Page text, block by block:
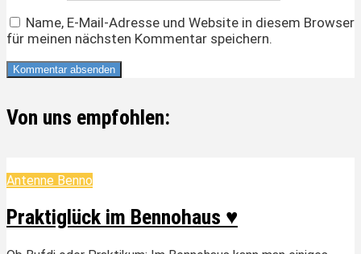
Name, E-Mail-Adresse und Website in diesem Browser
für meinen nächsten Kommentar speichern.
Von uns empfohlen:
Antenne Benno
Praktiglück im Bennohaus ♥